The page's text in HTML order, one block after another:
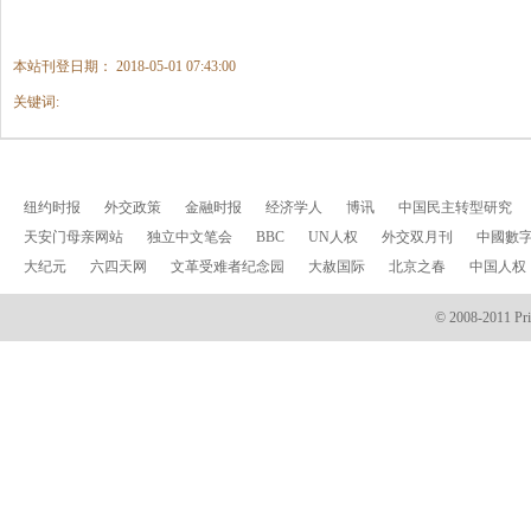
本站刊登日期： 2018-05-01 07:43:00
关键词:
纽约时报 外交政策 金融时报 经济学人 博讯
中国民主转型研究
天安门母亲网站
独立中文笔会 BBC UN人权 外交双月刊
中國數
大纪元
六四天网 文革受难者纪念园 大赦国际 北京之春 中国人权
© 2008-2011